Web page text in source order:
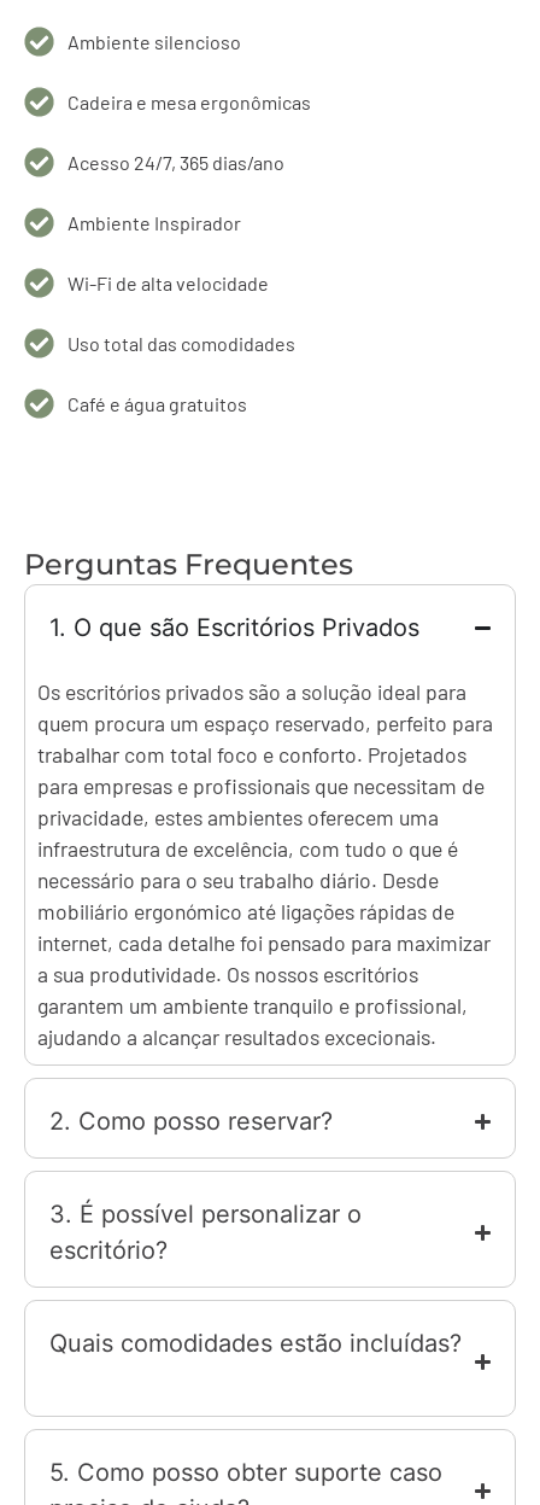
Ambiente silencioso
Cadeira e mesa ergonômicas
Acesso 24/7, 365 dias/ano
Ambiente Inspirador
Wi-Fi de alta velocidade
Uso total das comodidades
Café e água gratuitos
serviços, entraremos em contacto em
Perguntas Frequentes
1. O que são Escritórios Privados
Os escritórios privados são a solução ideal para
quem procura um espaço reservado, perfeito para
trabalhar com total foco e conforto. Projetados
para empresas e profissionais que necessitam de
privacidade, estes ambientes oferecem uma
infraestrutura de excelência, com tudo o que é
necessário para o seu trabalho diário. Desde
mobiliário ergonómico até ligações rápidas de
internet, cada detalhe foi pensado para maximizar
a sua produtividade. Os nossos escritórios
garantem um ambiente tranquilo e profissional,
ajudando a alcançar resultados excecionais.
2. Como posso reservar?
3. É possível personalizar o
escritório?
Quais comodidades estão incluídas?
5. Como posso obter suporte caso